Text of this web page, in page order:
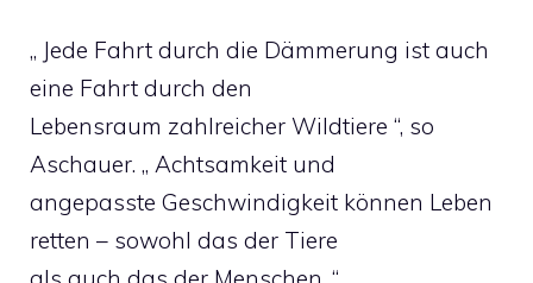
„ Jede Fahrt durch die Dämmerung ist auch
eine Fahrt durch den
Lebensraum zahlreicher Wildtiere “, so
Aschauer. „ Achtsamkeit und
angepasste Geschwindigkeit können Leben
retten – sowohl das der Tiere